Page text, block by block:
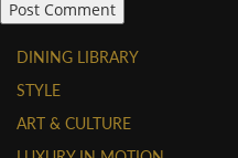
DINING LIBRARY
STYLE
ART & CULTURE